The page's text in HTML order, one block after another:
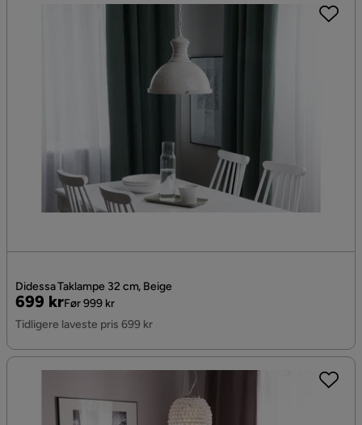
Didessa Taklampe 32 cm, Beige
Pris
699 kr
Original
Pris
Før 999 kr
Tidligere laveste pris 699 kr